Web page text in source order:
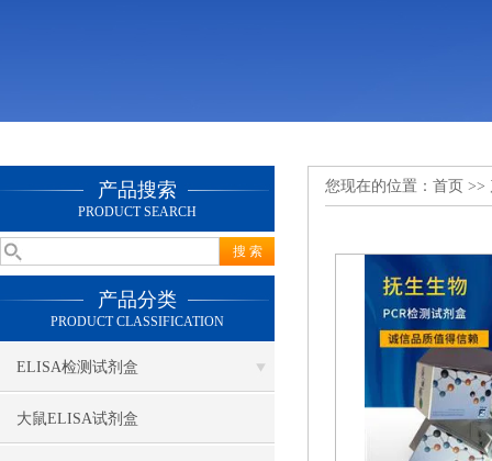
产品搜索
PRODUCT SEARCH
产品分类
PRODUCT CLASSIFICATION
ELISA检测试剂盒
大鼠ELISA试剂盒
您现在的位置： 首页 >>